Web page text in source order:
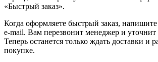
«Быстрый заказ».
Когда оформляете быстрый заказ,
e-mail. Вам перезвонит менеджер и уточнит
Теперь останется только ждать доставки и
покупке.